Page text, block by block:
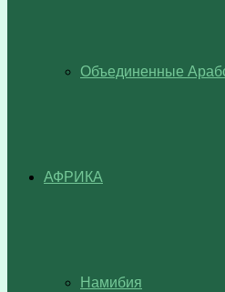
Объединенные
АФРИКА
Намибия